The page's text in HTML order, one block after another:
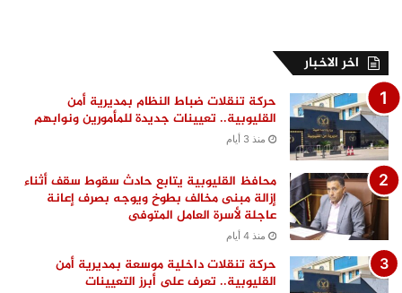
اخر الاخبار
حركة تنقلات ضباط النظام بمديرية أمن
القليوبية.. تعيينات جديدة للمأمورين ونوابهم
منذ 3 أيام
محافظ القليوبية يتابع حادث سقوط سقف أثناء
إزالة مبنى مخالف بطوخ ويوجه بصرف إعانة
عاجلة لأسرة العامل المتوفى
منذ 4 أيام
حركة تنقلات داخلية موسعة بمديرية أمن
القليوبية.. تعرف على أبرز التعيينات